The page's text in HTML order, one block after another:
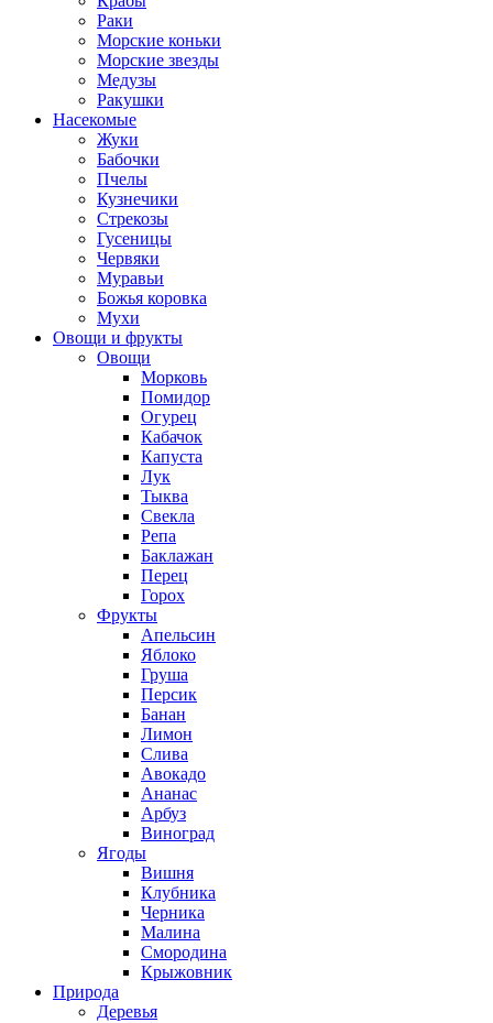
Раки
Морские коньки
Морские звезды
Медузы
Ракушки
Насекомые
Жуки
Бабочки
Пчелы
Кузнечики
Стрекозы
Гусеницы
Червяки
Муравьи
Божья коровка
Мухи
Овощи и фрукты
Овощи
Морковь
Помидор
Огурец
Кабачок
Капуста
Лук
Тыква
Свекла
Репа
Баклажан
Перец
Горох
Фрукты
Апельсин
Яблоко
Груша
Персик
Банан
Лимон
Слива
Авокадо
Ананас
Арбуз
Виноград
Ягоды
Вишня
Клубника
Черника
Малина
Смородина
Крыжовник
Природа
Деревья